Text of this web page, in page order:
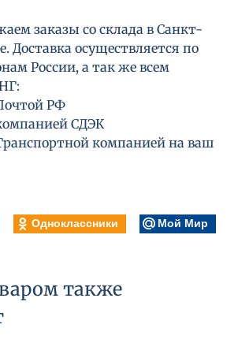
заказы со склада в Санкт-
Доставка осуществляется по
России, а так же всем
РФ
СДЭК
компанией на ваш
Одноклассники Мой Мир
также